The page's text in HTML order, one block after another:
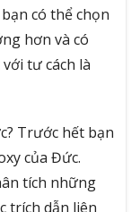
có thể chọn
hơn và có
tư cách là
Trước hết bạn
của Đức.
tích những
trích dẫn liên